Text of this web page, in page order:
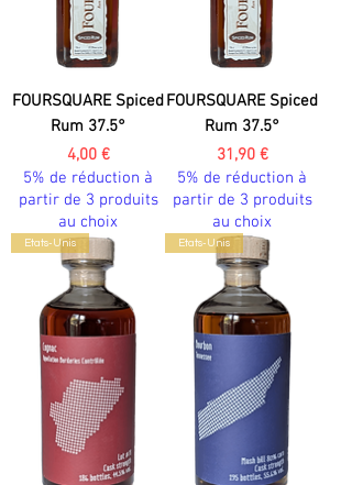
FOURSQUARE Spiced
Rum 37.5°
Prix
4,00 €
5% de réduction à
partir de 3 produits
au choix
FOURSQUARE Spiced
Rum 37.5°
Prix
31,90 €
5% de réduction à
partir de 3 produits
au choix
Etats-Unis Etats-Unis